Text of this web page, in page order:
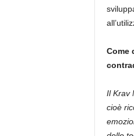
Come
Il Krav
cioè